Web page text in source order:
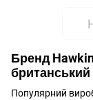
Бренд
британський
Популярний